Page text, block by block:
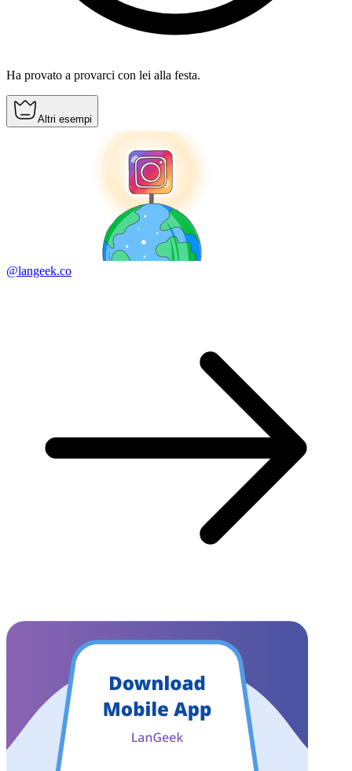
Ha provato a provarci con lei alla festa.
Altri esempi
@langeek.co